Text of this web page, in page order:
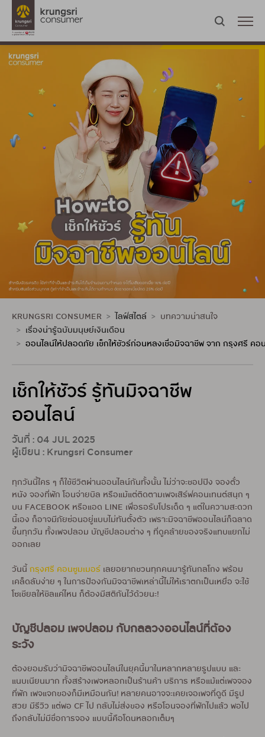
KRUNGSRI CONSUMER ไลฟ์สไตล์
บทความน่าสนใจ
เรื่องน่ารู้ฉบับมนุษย์เงินเดือน
ออนไลน์ให้ปลอดภัย เช็กให้ชัวร์ก่อนหลงเชื่อมิจฉาชีพ จาก กรุงศรี คอ
เช็กให้ชัวร์ รู้ทันมิจฉาชีพ
ออนไลน์
วันที่ : 04 JUL 2025
ผู้เขียน : Krungsri Consumer
ทุกวันนี้ใคร ๆ ก็ใช้ชีวิตผ่านออนไลน์กันทั้งนั้น ไม่ว่าจะชอปปิง จองตั๋ว
หนัง จองที่พัก โอนจ่ายบิล หรือแม้แต่ติดตามเพจเสิร์ฟคอนเทนต์สนุก ๆ
บน FACEBOOK หรือแอด LINE เพื่อรอรับโปรเด็ด ๆ แต่ในความสะดวก
นี้เอง ก็อาจมีภัยซ่อนอยู่แบบไม่ทันตั้งตัว เพราะมิจฉาชีพออนไลน์ก็ฉลาด
ขึ้นทุกวัน ทั้งเพจปลอม บัญชีปลอมต่าง ๆ ที่ดูคล้ายของจริงแทบแยกไม่
ออกเลย
วันนี้ กรุงศรี คอนซูมเมอร์ เลยอยากชวนทุกคนมารู้ทันกลโกง พร้อม
เคล็ดลับง่าย ๆ ในการป้องกันมิจฉาชีพเหล่านี้ไม่ให้เราตกเป็นเหยื่อ จะใช้
โซเชียลให้ชิลแค่ไหน ก็ต้องมีสติกันไว้ด้วยนะ!
บัญชีปลอม เพจปลอม กับกลลวงออนไลน์ที่ต้อง
ระวัง
ต้องยอมรับว่ามิจฉาชีพออนไลน์ในยุคนี้มาในหลากหลายรูปแบบ และ
แนบเนียนมาก ทั้งสร้างเพจหลอกเป็นร้านค้า บริการ หรือแม้แต่เพจจอง
ที่พัก เพจแจกของก็มีเหมือนกัน! หลายคนอาจจะเคยเจอเพจที่ดูดี มีรูป
สวย มีรีวิว แต่พอ CF ไป กลับไม่ส่งของ หรือโอนจองที่พักไปแล้ว พอไป
ถึงกลับไม่มีชื่อการจอง แบบนี้คือโดนหลอกเต็มๆ